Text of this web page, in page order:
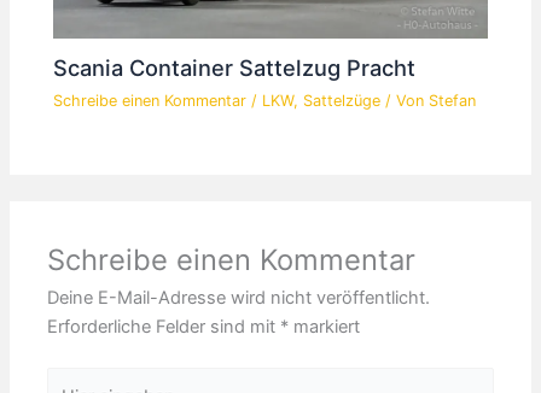
Scania Container Sattelzug Pracht
Schreibe einen Kommentar / LKW, Sattelzüge / Von Stefan
Schreibe einen Kommentar
Deine E-Mail-Adresse wird nicht veröffentlicht.
Erforderliche Felder sind mit * markiert